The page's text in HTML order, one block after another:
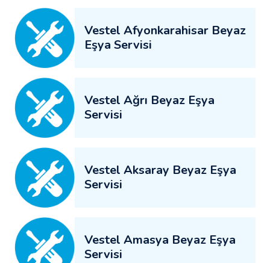
Vestel Afyonkarahisar Beyaz
Eşya Servisi
Vestel Ağrı Beyaz Eşya
Servisi
Vestel Aksaray Beyaz Eşya
Servisi
Vestel Amasya Beyaz Eşya
Servisi